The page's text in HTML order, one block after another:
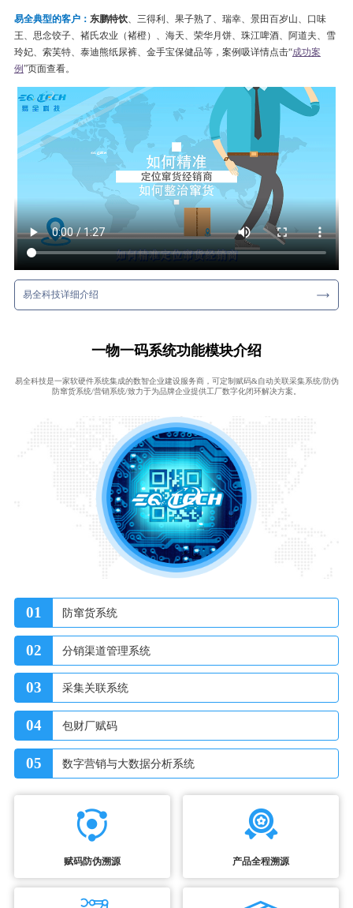
易全典型的客户： 东鹏特饮、三得利、果子熟了、瑞幸、 景田百岁山、口味
王、思念饺子、 褚氏农业（褚橙）、 海天、荣华月饼、 珠江啤酒、 阿道夫、雪
玲妃、索芙特、泰迪熊纸尿裤、金手宝保健品等，案例吸详情点击“成功案
例”页面查看。
易全科技详细介绍
一物一码系统功能模块介绍
易全科技是一家软硬件系统集成的数智企业建设服务商，可定制赋码&自动关联采集系统/防伪
防窜货系统/营销系统/致力于为品牌企业提供工厂数字化闭环解决方案。
01 防窜货系统
02 分销渠道管理系统
03 采集关联系统
04 包财厂赋码
05 数字营销与大数据分析系统
赋码防伪溯源 产品全程溯源